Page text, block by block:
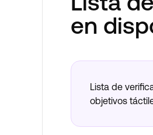
en
Lista de
objetivos